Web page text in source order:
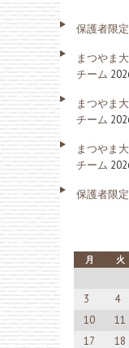
保護者限
まつやま
チーム
まつやま
チーム
まつやま
チーム
保護者限
月 火
3
4
10
11
17
18